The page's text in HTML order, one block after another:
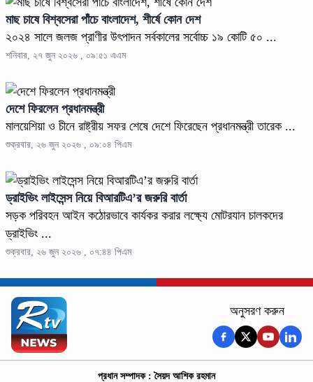
মাছ চাষে বিশ্বসেরা পাঁচে বাংলাদেশ, শীর্ষে কোন দেশ
২০২৪ সালে জলজ প্রাণীর উৎপাদন সর্বকালের সর্বোচ্চ ১৯ কোটি ৫০ ...
শনিবার, ২৭ জুন ২০২৬ , ০৯:৫১ এএম
দেশে ফিরলেন প্রধানমন্ত্রী
মালয়েশিয়া ও চীনে রাষ্ট্রীয় সফর শেষে দেশে ফিরেছেন প্রধানমন্ত্রী তারেক ...
শুক্রবার, ২৬ জুন ২০২৬ , ০৯:০৪ পিএম
ড্রাইভিং লাইসেন্স নিয়ে বিআরটিএ’র জরুরি বার্তা
সড়ক পরিবহন আইন কঠোরভাবে কার্যকর করার লক্ষ্যে মোটরযান চালকদের
ড্রাইভিং ...
শুক্রবার, ২৬ জুন ২০২৬ , ০৭:৪৪ পিএম
অনুসরণ করুন
প্রধান সম্পাদক : সৈয়দ আশিক রহমান